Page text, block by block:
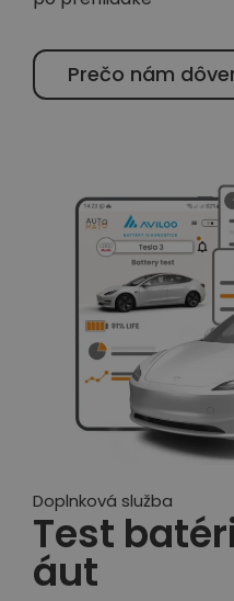
Prečo nám
Doplnková služba
Test
áut